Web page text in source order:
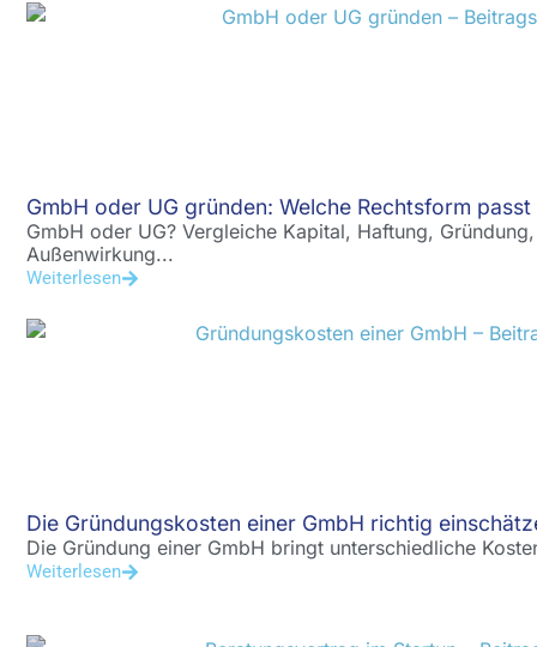
GmbH oder UG gründen: Welche Rechtsform
GmbH oder UG? Vergleiche Kapital, Haftung,
Außenwirkung...
Weiterlesen
Die Gründungskosten einer GmbH richtig
Die Gründung einer GmbH bringt unterschiedliche
Weiterlesen